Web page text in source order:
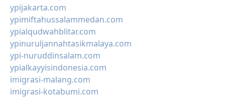
ypijakarta.com
ypimiftahussalammedan.com
ypialqudwahblitar.com
ypinuruljannahtasikmalaya.com
ypi-nuruddinsalam.com
ypialkayyisindonesia.com
imigrasi-malang.com
imigrasi-kotabumi.com